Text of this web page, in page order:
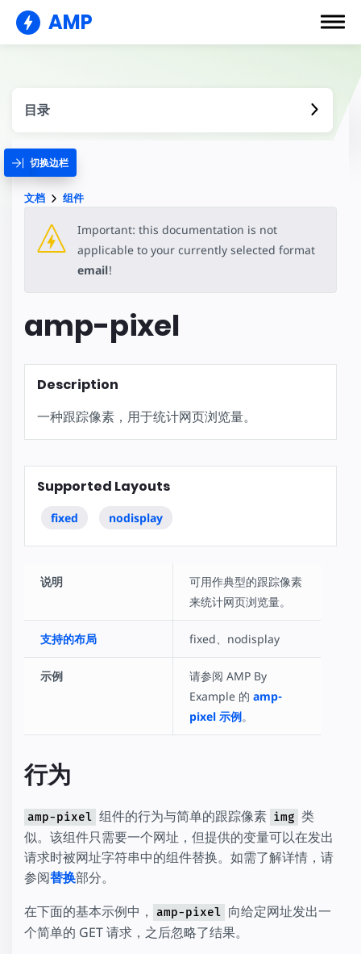
AMP
目录
切换边栏
文档 组件
Important: this documentation is not
applicable to your currently selected format
email!
amp-pixel
Description
一种跟踪像素，用于统计网页浏览量。
Supported Layouts
fixed nodisplay
说明
可用作典型的跟踪像素
来统计网页浏览量。
支持的布局 fixed、nodisplay
示例
请参阅 AMP By
Example 的 amp-
pixel 示例。
行为
amp-pixel 组件的行为与简单的跟踪像素 img 类
似。该组件只需要一个网址，但提供的变量可以在发出
请求时被网址字符串中的组件替换。如需了解详情，请
参阅替换部分。
在下面的基本示例中，
amp-pixel 向给定网址发出一
个简单的 GET 请求，之后忽略了结果。